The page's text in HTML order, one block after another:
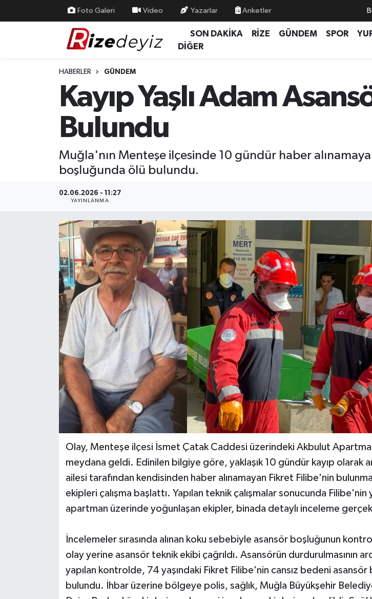
Foto Galeri Video Yazarlar Anketler
SON DAKİKA RİZE GÜNDEM SPOR
DİĞER
HABERLER GÜNDEM
Kayıp Yaşlı Adam
Bulundu
Muğla'nın Menteşe ilçesinde 10 gündür haber
boşluğunda ölü bulundu.
02.06.2026 - 11:27
YAYINLANMA
Olay, Menteşe ilçesi İsmet Çatak Caddesi üzerindeki Akbulut
meydana geldi. Edinilen bilgiye göre, yaklaşık 10 gündür kayıp olarak
ailesi tarafından kendisinden haber alınamayan Fikret Filibe'nin
ekipleri çalışma başlattı. Yapılan teknik çalışmalar sonucunda Filibe'nin
apartman üzerinde yoğunlaşan ekipler, binada detaylı inceleme
İncelemeler sırasında alınan koku sebebiyle asansör boşluğunun
olay yerine asansör teknik ekibi çağrıldı. Asansörün durdurulmasının
yapılan kontrolde, 74 yaşındaki Fikret Filibe'nin cansız bedeni asansör
bulundu. İhbar üzerine bölgeye polis, sağlık, Muğla Büyükşehir
Yurttan Haberler
Ekonomi
Rize Nöbetçi Eczaneler
Rize Trafik Yoğunluk Haritası
Süper Lig Puan Durumu ve Fikstür
Son Dakika Haberleri
Haber Arşivi